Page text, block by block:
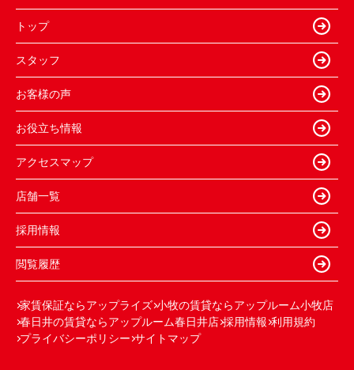
トップ
スタッフ
お客様の声
お役立ち情報
アクセスマップ
店舗一覧
採用情報
閲覧履歴
家賃保証ならアップライズ 小牧の賃貸ならアップルーム小牧店
春日井の賃貸ならアップルーム春日井店 採用情報 利用規約
プライバシーポリシー サイトマップ